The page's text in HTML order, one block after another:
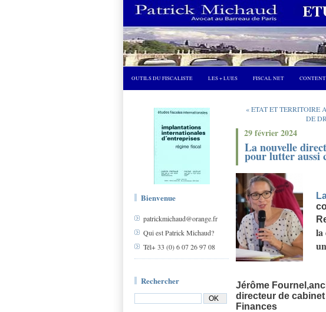
OUTILS DU FISCALISTE LES + LUES FISCAL NET
Bienvenue
patrickmichaud@orange.fr
Qui est Patrick Michaud?
Tél+ 33 (0) 6 07 26 97 08
Rechercher
« ETAT ET
DE
29 février 2024
La nouvelle
pour lutter aussi
R
la
Jérôme
directeur de
Finances